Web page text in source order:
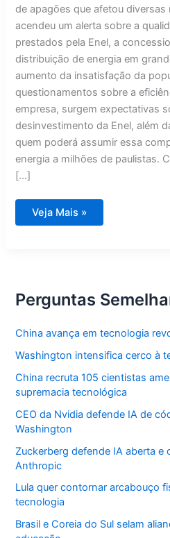
de apagões que afetou diversas
acendeu um alerta sobre a
prestados pela Enel, a
distribuição de energia em
aumento da insatisfação da
questionamentos sobre a
empresa, surgem expectativas
desinvestimento da Enel, além
quem poderá assumir essa
energia a milhões de paulistas.
[…]
Despedida
Perguntas
e
sobre
a
Energética
Apagão!
Veja Mais »
Perguntas
China avança em tecnologia
Washington intensifica cerco à
China recruta 105 cientistas
supremacia tecnológica
CEO da Nvidia defende IA de
Washington
Zuckerberg defende IA aberta e
Anthropic
Lula quer contornar arcabouço
tecnologia
Brasil e Coreia do Sul selam